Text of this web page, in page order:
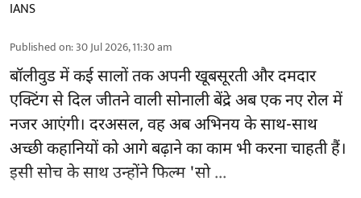
IANS
Published on:30 Jul 2026, 11:30 am
बॉलीवुडमें कई सालों तक अपनी खूबसूरती और दमदार
एक्टिंग से दिल जीतने वाली सोनाली बेंद्रे अब एक नए रोल में
नजर आएंगी। दरअसल, वह अब अभिनय के साथ-साथ
अच्छी कहानियों को आगे बढ़ाने का काम भी करना चाहती हैं।
इसी सोच के साथ उन्होंने फिल्म 'सो ...